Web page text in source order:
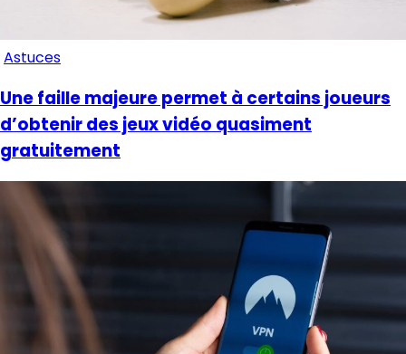
Astuces
Une faille majeure permet à certains joueurs
d’obtenir des jeux vidéo quasiment
gratuitement